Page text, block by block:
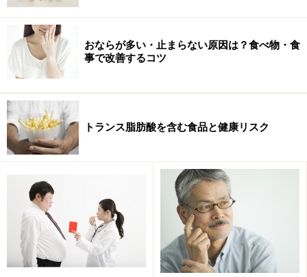
おならが多い・止まらない原因は？食べ物・食
事で改善するコツ
トランス脂肪酸を含む食品と健康リスク